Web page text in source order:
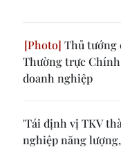
Thủ
Thường trực
doanh nghiệp
'Tái định vị TKV
nghiệp năng